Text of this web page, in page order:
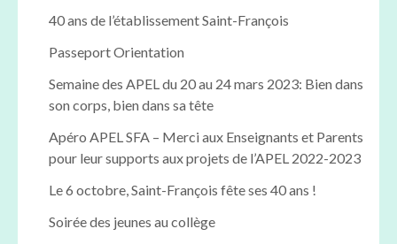
40 ans de l’établissement Saint-François
Passeport Orientation
Semaine des APEL du 20 au 24 mars 2023: Bien dans
son corps, bien dans sa tête
Apéro APEL SFA – Merci aux Enseignants et Parents
pour leur supports aux projets de l’APEL 2022-2023
Le 6 octobre, Saint-François fête ses 40 ans !
Soirée des jeunes au collège